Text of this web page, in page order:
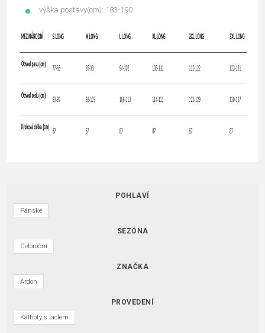
výška postavy(cm): 183-190
POHLAVÍ
Pánské
SEZÓNA
Celoroční
ZNAČKA
Ardon
PROVEDENÍ
Kalhoty s laclem